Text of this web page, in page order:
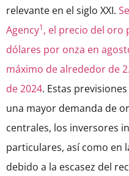
relevante en el siglo XXI.
Agency1, el precio del oro
dólares por onza en
máximo de alrededor de
de 2024. Estas
una mayor demanda de
centrales, los inversores
particulares, así como en
debido a la escasez del